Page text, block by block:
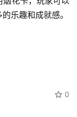
乐趣和成就感。
0